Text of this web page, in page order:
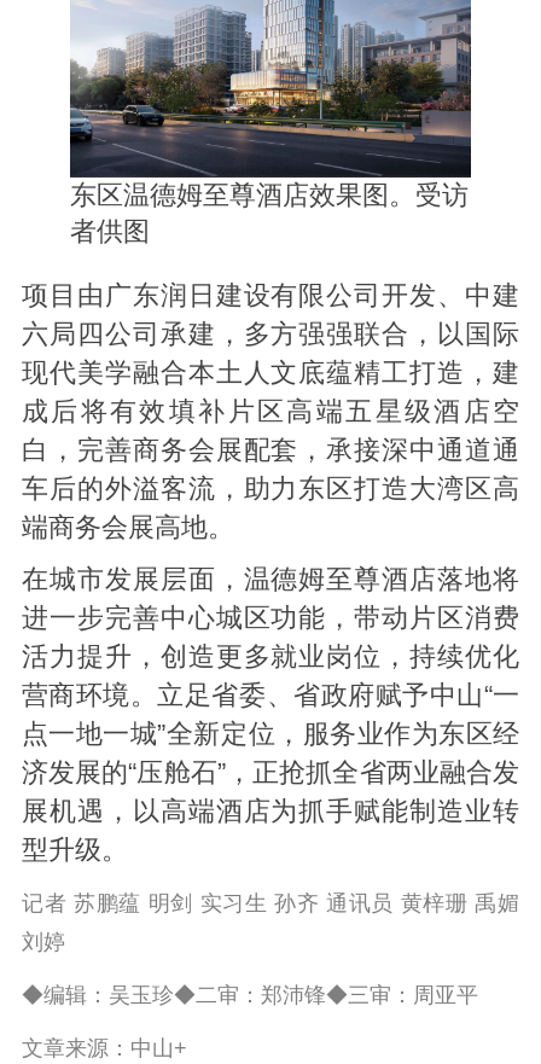
东区温德姆至尊酒店效果图。受访
者供图
项目由广东润日建设有限公司开发、中建
六局四公司承建，多方强强联合，以国际
现代美学融合本土人文底蕴精工打造，建
成后将有效填补片区高端五星级酒店空
白，完善商务会展配套，承接深中通道通
车后的外溢客流，助力东区打造大湾区高
端商务会展高地。
在城市发展层面，温德姆至尊酒店落地将
进一步完善中心城区功能，带动片区消费
活力提升，创造更多就业岗位，持续优化
营商环境。立足省委、省政府赋予中山“一
点一地一城”全新定位，服务业作为东区经
济发展的“压舱石”，正抢抓全省两业融合发
展机遇，以高端酒店为抓手赋能制造业转
型升级。
记者 苏鹏蕴 明剑 实习生 孙齐 通讯员 黄梓珊 禹媚
刘婷
◆编辑：吴玉珍◆二审：郑沛锋◆三审：周亚平
文章来源：中山+